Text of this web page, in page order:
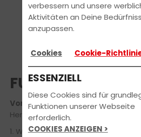
FUN LEARN
Voraussichtlicher Termin am
Herbstferien!
1. Woche von Montag bis
verbessern und unsere
Aktivitäten an Deine
anzupassen.
Cookies Cookie-
ESSENZIELL
Diese Cookies sind für
Funktionen unserer Webseite
erforderlich.
COOKIES ANZEIGEN >